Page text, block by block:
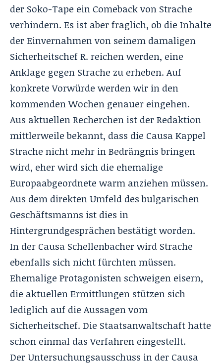
der Soko-Tape ein Comeback von Strache
verhindern. Es ist aber fraglich, ob die Inhalte
der Einvernahmen von seinem damaligen
Sicherheitschef R. reichen werden, eine
Anklage gegen Strache zu erheben. Auf
konkrete Vorwürde werden wir in den
kommenden Wochen genauer eingehen.
Aus aktuellen Recherchen ist der Redaktion
mittlerweile bekannt, dass die Causa Kappel
Strache nicht mehr in Bedrängnis bringen
wird, eher wird sich die ehemalige
Europaabgeordnete warm anziehen müssen.
Aus dem direkten Umfeld des bulgarischen
Geschäftsmanns ist dies in
Hintergrundgesprächen bestätigt worden.
In der Causa Schellenbacher wird Strache
ebenfalls sich nicht fürchten müssen.
Ehemalige Protagonisten schweigen eisern,
die aktuellen Ermittlungen stützen sich
lediglich auf die Aussagen vom
Sicherheitschef. Die Staatsanwaltschaft hatte
schon einmal das Verfahren eingestellt.
Der Untersuchungsausschuss in der Causa